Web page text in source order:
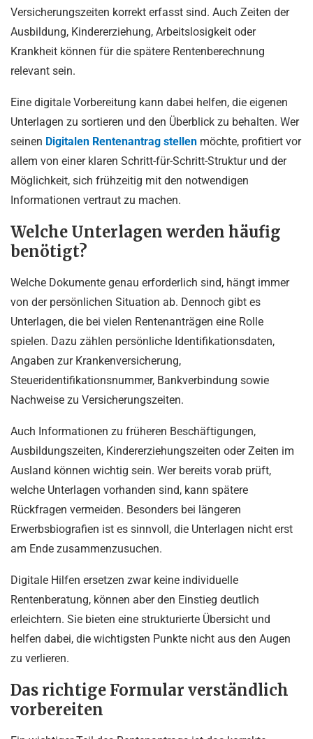
Versicherungszeiten korrekt erfasst sind. Auch Zeiten der
Ausbildung, Kindererziehung, Arbeitslosigkeit oder
Krankheit können für die spätere Rentenberechnung
relevant sein.
Eine digitale Vorbereitung kann dabei helfen, die eigenen
Unterlagen zu sortieren und den Überblick zu behalten. Wer
seinen Digitalen Rentenantrag stellen möchte, profitiert vor
allem von einer klaren Schritt-für-Schritt-Struktur und der
Möglichkeit, sich frühzeitig mit den notwendigen
Informationen vertraut zu machen.
Welche Unterlagen werden häufig
benötigt?
Welche Dokumente genau erforderlich sind, hängt immer
von der persönlichen Situation ab. Dennoch gibt es
Unterlagen, die bei vielen Rentenanträgen eine Rolle
spielen. Dazu zählen persönliche Identifikationsdaten,
Angaben zur Krankenversicherung,
Steueridentifikationsnummer, Bankverbindung sowie
Nachweise zu Versicherungszeiten.
Auch Informationen zu früheren Beschäftigungen,
Ausbildungszeiten, Kindererziehungszeiten oder Zeiten im
Ausland können wichtig sein. Wer bereits vorab prüft,
welche Unterlagen vorhanden sind, kann spätere
Rückfragen vermeiden. Besonders bei längeren
Erwerbsbiografien ist es sinnvoll, die Unterlagen nicht erst
am Ende zusammenzusuchen.
Digitale Hilfen ersetzen zwar keine individuelle
Rentenberatung, können aber den Einstieg deutlich
erleichtern. Sie bieten eine strukturierte Übersicht und
helfen dabei, die wichtigsten Punkte nicht aus den Augen
zu verlieren.
Das richtige Formular verständlich
vorbereiten